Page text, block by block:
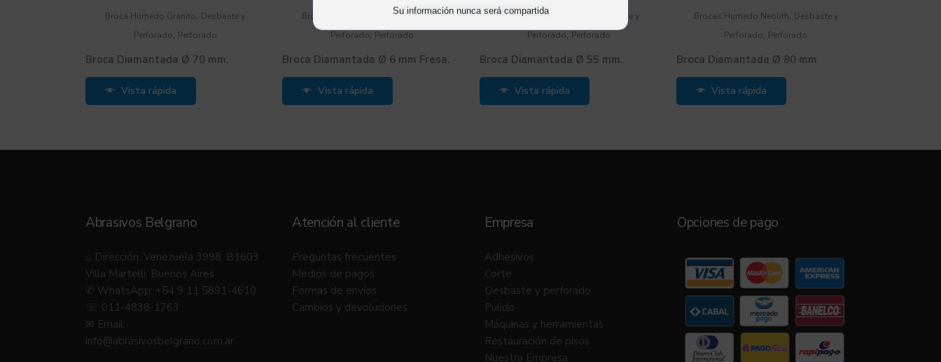
Broca Húmedo Granito, Desbaste y
Perforado, Perforado
Broca Diamantada Ø 70 mm.
Vista rápida
Broca Húmedo Granito,Desbaste y
Perforado,Perforado
Broca Diamantada Ø 6 mm Fresa.
Vista rápida
Broca Húmedo Granito
Desbaste y
Perforado,Perforado
Broca Diamantada Ø 55 mm.
Vista rápida
Brocas Humedo Neolith, Desbaste y
Perforado, Perforado
Broca Diamantada Ø 80 mm
Vista rápida
Abrasivos Belgrano
⌂ Dirección: Venezuela 3998, B1603
Villa Martelli, Buenos Aires
✆ WhatsApp: +54 9 11 5891-4610
☏ 011-4838-1763
✉ Email:
info@abrasivosbelgrano.com.ar
Atención al cliente
Preguntas frecuentes
Medios de pagos
Formas de envíos
Cambios y devoluciones
Empresa
Adhesivos
Corte
Desbaste y perforado
Pulido
Máquinas y herramientas
Restauración de pisos
Nuestra Empresa
Opciones de pago
Su información nunca será compartida